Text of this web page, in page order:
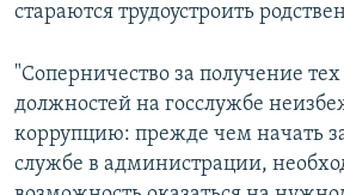
стараются трудоустроить
"Соперничество за получение
должностей на госслужбе
коррупцию: прежде чем начать
службе в администрации,